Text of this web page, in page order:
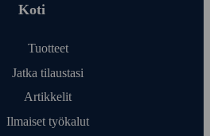
Koti
Tuotteet
Jatka tilaustasi
Artikkelit
Ilmaiset työ­kalut